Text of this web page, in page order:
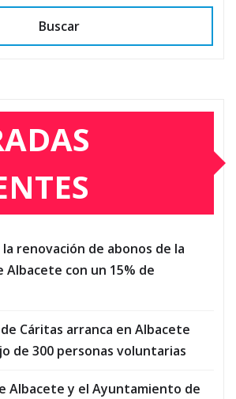
Buscar
renovación de abonos de la
Albacete con un 15% de
de Cáritas arranca en Albacete
de 300 personas voluntarias
Albacete y el Ayuntamiento de